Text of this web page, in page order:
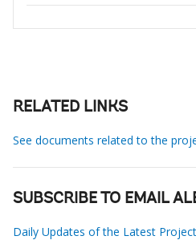
RELATED LINKS
See documents related to the
SUBSCRIBE TO EMAIL
Daily Updates of the Latest